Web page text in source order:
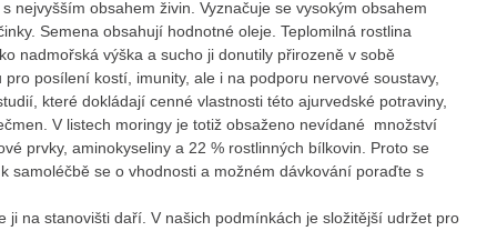
nejvyšším obsahem živin. Vyznačuje se vysokým obsahem
Semena obsahují hodnotné oleje. Teplomilná rostlina
nadmořská výška a sucho ji donutily přirozeně v sobě
posílení kostí, imunity, ale i na podporu nervové soustavy,
které dokládají cenné vlastnosti této ajurvedské potraviny,
V listech moringy je totiž obsaženo nevídané množství
prvky, aminokyseliny a 22 % rostlinných bílkovin. Proto se
samoléčbě se o vhodnosti a možném dávkování poraďte s
na stanovišti daří. V našich podmínkách je složitější udržet pro